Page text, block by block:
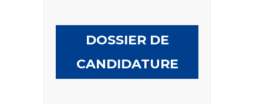
DOSSIER DE
CANDIDATURE